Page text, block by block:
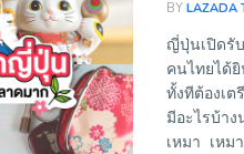
BY LAZADA
ญี่ปุ่นเปิดรั
คนไทยได้
ทั้งทีต้องเ
มีอะไรบ้า
เหมา เหม